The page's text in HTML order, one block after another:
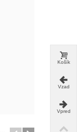
Košík
Vzad
Vpred